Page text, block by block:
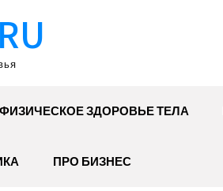
ФИЗИЧЕСКОЕ ЗДОРОВЬЕ ТЕЛА
ПРО БИЗНЕС